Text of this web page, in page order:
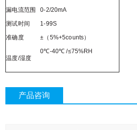
漏电流范围
0-2/20mA
测试时间
1-99S
准确度
±（5%+5counts）
温度/湿度
0℃-40℃ /≤75%RH
产品咨询